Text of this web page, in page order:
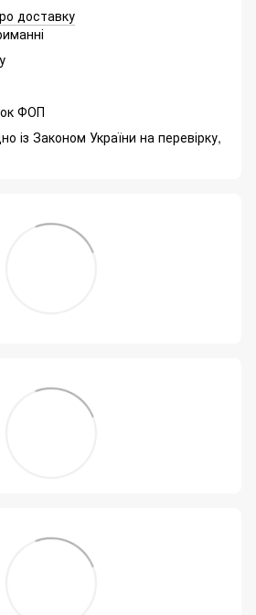
доставку
ФОП
із Законом України на перевірку,